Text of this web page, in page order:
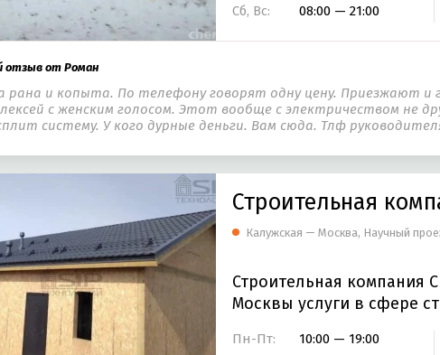
Сб, Вс:
08:00 — 21:00
отзыв от Роман
рана и копыта. По телефону говорят одну цену. Приезжают и
с женским голосом. Этот вообще с электричеством
систему. У кого дурные деньги. Вам сюда. Тлф
Строительная
Калужская — Москва, Научный
Строительная компания
Пн-Пт: 10:00 — 19:00